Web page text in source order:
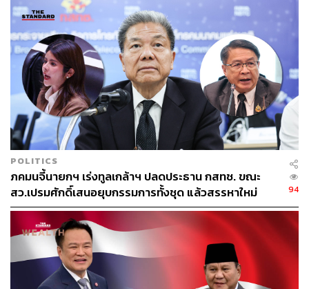
ขณะที่หลายภาคธุรกิจและครัวเรือนมีฐานะการเงินที่เปราะ
บางมากขึ้นจากการระบาดระลอกแรก ทำให้ความสามารถ
ในการรองรับแรงกระแทกทางเศรษฐกิจน้อยลง ดังนั้นการ
ช่วยเหลือภาคธุรกิจและแรงงานอย่างทันการณ์เป็นเรื่อง
จำเป็นเร่งด่วน และต้องเน้นการเข้าถึงกลุ่มเปราะบางให้ทั่วถึง
และตรงจุดมากที่สุด ซึ่งภาครัฐได้ทยอยออกมาตรการช่วย
เหลือ รวมถึงธนาคารแห่งประเทศไทยที่ได้ออกมาตรการช่วย
เหลือลูกหนี้เพื่อบรรเทาผลกระทบจากสถานการณ์ดังกล่าว
พิสูจน์อักษร: ภาสิณี เพิ่มพันธุ์พงศ์
สามารถติดตาม THE STANDARD WEALTH
ผ่านแอปพลิเคชันต่างๆ ที่คุณสะดวกหรือใช้งานอยู่แล้วได้เลย
POLITICS
ภคมนจี้นายกฯ เร่งทูลเกล้าฯ ปลดประธาน กสทช. ขณะ
สว.เปรมศักดิ์เสนอยุบกรรมการทั้งชุด แล้วสรรหาใหม่
94